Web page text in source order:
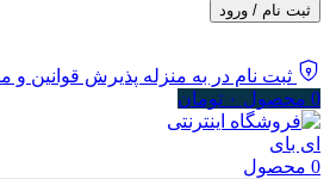
ثبت نام / ورود
ثبت نام در به منزله پذیرش قوانین و
0 محصول ۰ تومان
0 محصول